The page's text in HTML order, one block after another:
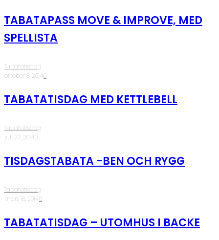
TABATAPASS MOVE & IMPROVE, MED
SPELLISTA
Tabatatisdag
·oktober 8, 2014·0
TABATATISDAG MED KETTLEBELL
Tabatatisdag
·juli 22, 2014·0
TISDAGSTABATA -BEN OCH RYGG
Tabatatisdag
·mars 18, 2014·0
TABATATISDAG – UTOMHUS I BACKE